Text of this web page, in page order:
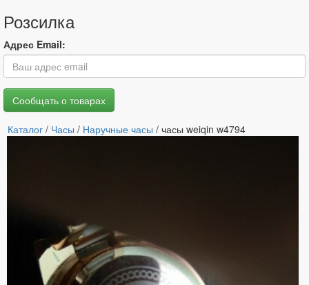
Розсилка
Адрес Email:
Каталог / Часы / Наручные часы / часы weiqin w4794